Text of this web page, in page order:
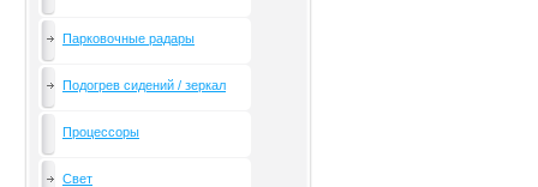
Парковочные радары
Подогрев сидений / зеркал
Процессоры
Свет